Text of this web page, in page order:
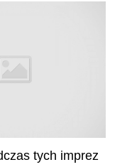
tych imprez